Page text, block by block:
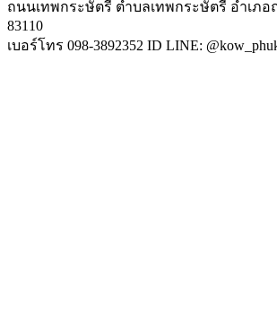
ถนนเทพกระษัตรี ตำบลเทพกระษัตรี อำเภอ
83110
เบอร์โทร 098-3892352 ID LINE: